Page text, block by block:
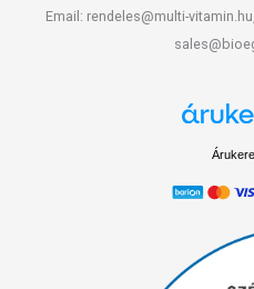
Email: rendeles@multi-